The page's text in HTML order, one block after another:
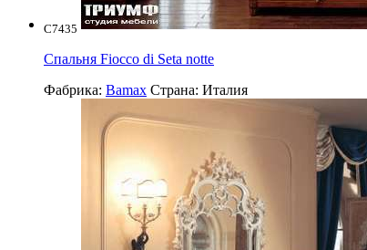
C7435
Спальня Fiocco di Seta notte
Фабрика: Bamax Страна: Италия